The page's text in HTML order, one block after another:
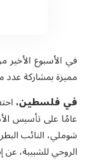
في الأسبوع
مميزة بمشاركة عدد
في فلسطين،
عامًا على تأسيس
شوملي، النائب
الروحي للشبيبة، عن